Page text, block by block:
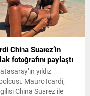
China Suarez’in
fotoğrafını paylaştı
yıldız
Mauro Icardi,
China Suarez ile